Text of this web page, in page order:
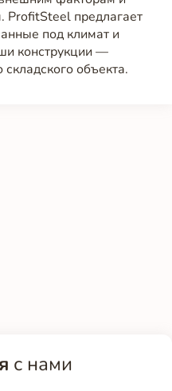
ProfitSteel предлагает
под климат и
конструкции —
объекта.
с нами